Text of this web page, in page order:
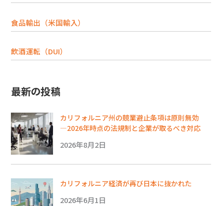
食品輸出（米国輸入）
飲酒運転（DUI）
最新の投稿
カリフォルニア州の競業避止条項は原則無効
―2026年時点の法規制と企業が取るべき対応
2026年8月2日
カリフォルニア経済が再び日本に抜かれた
2026年6月1日